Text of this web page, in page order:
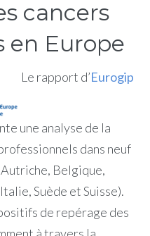
cancers
en Europe
Le rapport d’Eurogip
une analyse de la
dans neuf
Belgique,
Suède et Suisse).
de repérage des